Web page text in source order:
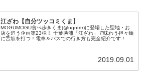
江ざわ【自分ツッコミくま】
MOGUMOGU食べ歩きくま(@ngntrtr)に登場した聖地・お
店を追う企画第23弾！ 千葉勝浦「江ざわ」で味わう担々麺
に舌鼓を打つ！電車＆バスでの行き方も完全紹介です！
2019.09.01